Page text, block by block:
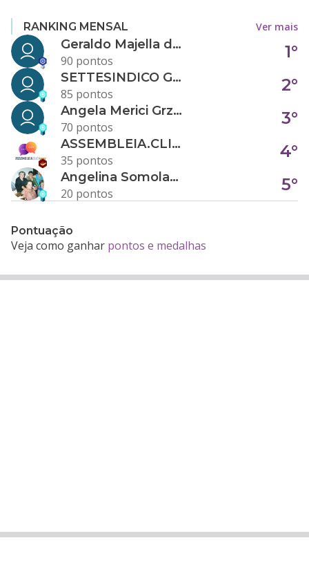
RANKING MENSAL Ver mais
Geraldo Majella da Silva
90 pontos
1°
SETTESINDICO GOVERNANÇA CONDOMINIAL
85 pontos
2°
Angela Merici Grzybowski
70 pontos
3°
ASSEMBLEIA.CLICK
35 pontos
4°
Angelina Somolanji R. Oliveira
20 pontos
5°
Pontuação
Veja como ganhar pontos e medalhas